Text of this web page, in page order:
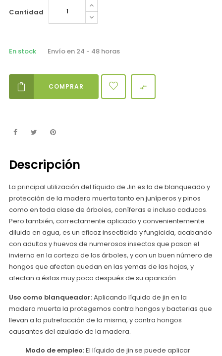
Cantidad
En stock Envío en 24 - 48 horas
COMPRAR 
Descripción
La principal utilización del líquido de Jin es la de blanqueado y
protección de la madera muerta tanto en juníperos y pinos
como en toda clase de árboles, coníferas e incluso caducos.
Pero también, correctamente aplicado y convenientemente
diluido en agua, es un eficaz insecticida y fungicida, acabando
con adultos y huevos de numerosos insectos que pasan el
invierno en la corteza de los árboles, y con un buen número de
hongos que afectan quedan en las yemas de las hojas, y
afectan a éstas muy poco después de su aparición.
Uso como blanqueador:Aplicando líquido de jin en la
madera muerta la protegemos contra hongos y bacterias que
llevan a la putrefacción de la misma, y contra hongos
causantes del azulado de la madera.
Modo de empleo:El líquido de jin se puede aplicar